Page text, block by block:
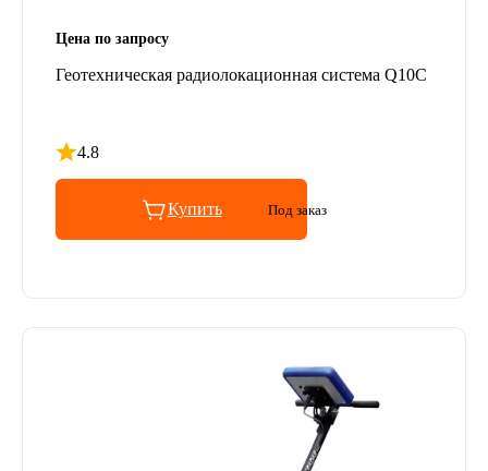
Цена по запросу
Геотехническая радиолокационная система Q10C
4.8
Рейтинг 4.8 из 5
Купить Под заказ